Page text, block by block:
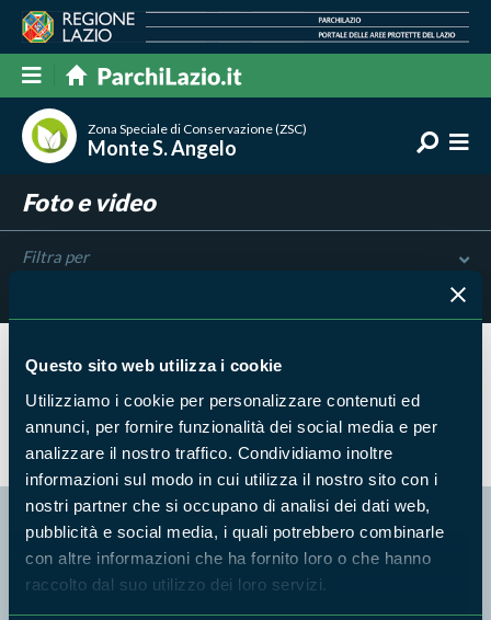
Questo sito web utilizza i cookie
Utilizziamo i cookie per personalizzare contenuti ed
annunci, per fornire funzionalità dei social media e per
analizzare il nostro traffico. Condividiamo inoltre
informazioni sul modo in cui utilizza il nostro sito con i
nostri partner che si occupano di analisi dei dati web,
pubblicità e social media, i quali potrebbero combinarle
con altre informazioni che ha fornito loro o che hanno
raccolto dal suo utilizzo dei loro servizi.
Zona Speciale di Conservazione (ZSC)
Monte S. Angelo
Foto e video
Filtra per
Segui i nostri social ufficiali